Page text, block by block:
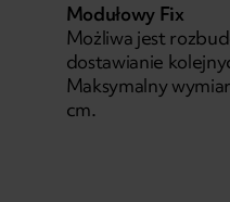
Modułowy Fix
Możliwa jest
dostawianie
Maksymalny
cm.